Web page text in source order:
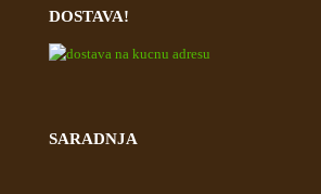
DOSTAVA!
SARADNJA